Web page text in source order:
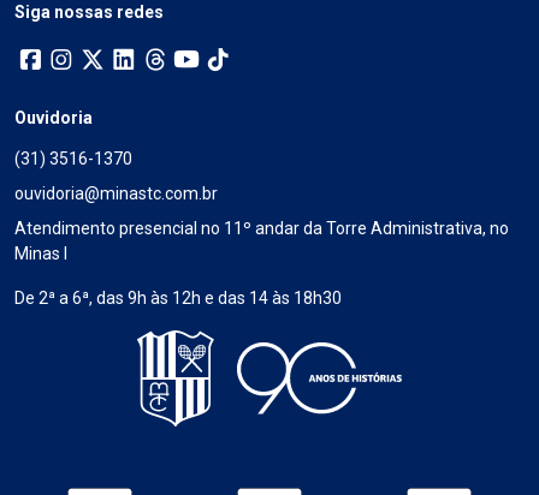
Siga nossas redes
Ouvidoria
(31) 3516-1370
ouvidoria@minastc.com.br
Atendimento presencial no 11º andar da Torre Administrativa, no
Minas I
De 2ª a 6ª, das 9h às 12h e das 14 às 18h30